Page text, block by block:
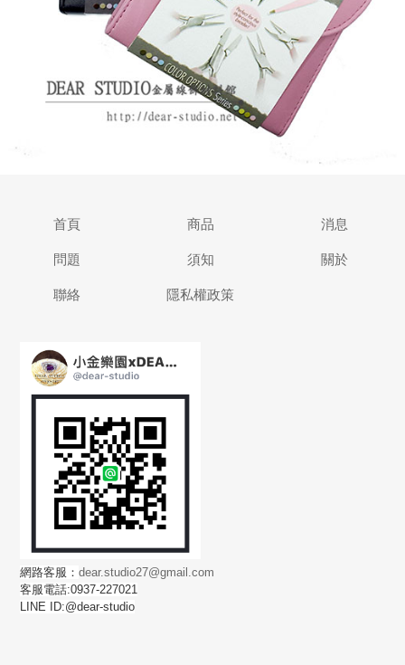
首頁 商品 消息
問題 須知 關於
聯絡 隱私權政策
網路客服：dear.studio27@gmail.com
客服電話:0937-227021
LINE ID:@dear-studio